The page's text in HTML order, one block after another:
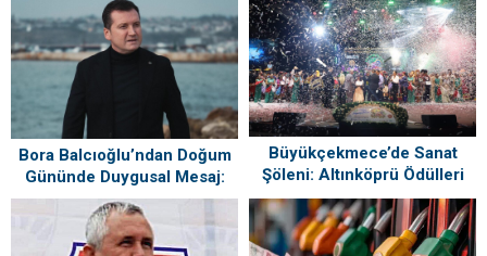
Bora Balcıoğlu’ndan Doğum
Gününde Duygusal Mesaj:
“Silivri’mi Çok Özlüyorum”
Büyükçekmece’de Sanat
Şöleni: Altınköprü Ödülleri
Sahiplerini Buldu!